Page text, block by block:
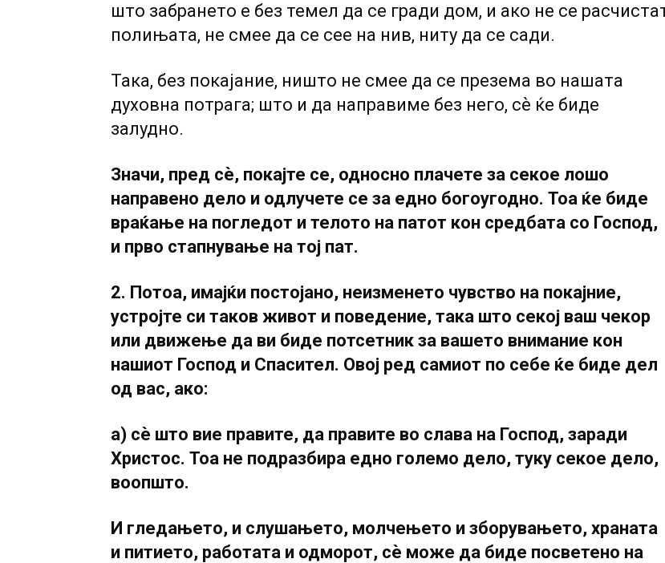
што забрането е без темел да се гради дом, и ако не се
полињата, не смее да се сее на нив, ниту да се сади.
Така, без покајание, ништо не смее да се презема во нашата
духовна потрага; што и да направиме без него, сѐ ќе биде
залудно.
Значи, пред сѐ, покајте се, односно плачете за секое лошо
направено дело и одлучете се за едно богоугодно. Тоа ќе биде
враќање на погледот и телото на патот кон средбата со Господ,
и прво стапнување на тој пат.
2. Потоа, имајќи постојано, неизменето чувство на покајние,
устројте си таков живот и поведение, така што секој ваш чекор
или движење да ви биде потсетник за вашето внимание кон
нашиот Господ и Спасител. Овој ред самиот по себе ќе биде дел
од вас, ако:
а) сѐ што вие правите, да правите во слава на Господ, заради
Христос. Тоа не подразбира едно големо дело, туку секое дело,
воопшто.
И гледањето, и слушањето, молчењето и зборувањето, храната
и питието, работата и одморот, сѐ може да биде посветено на